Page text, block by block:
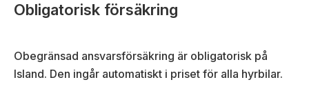
Obligatorisk försäkring
Obegränsad ansvarsförsäkring är obligatorisk på
Island. Den ingår automatiskt i priset för alla hyrbilar.